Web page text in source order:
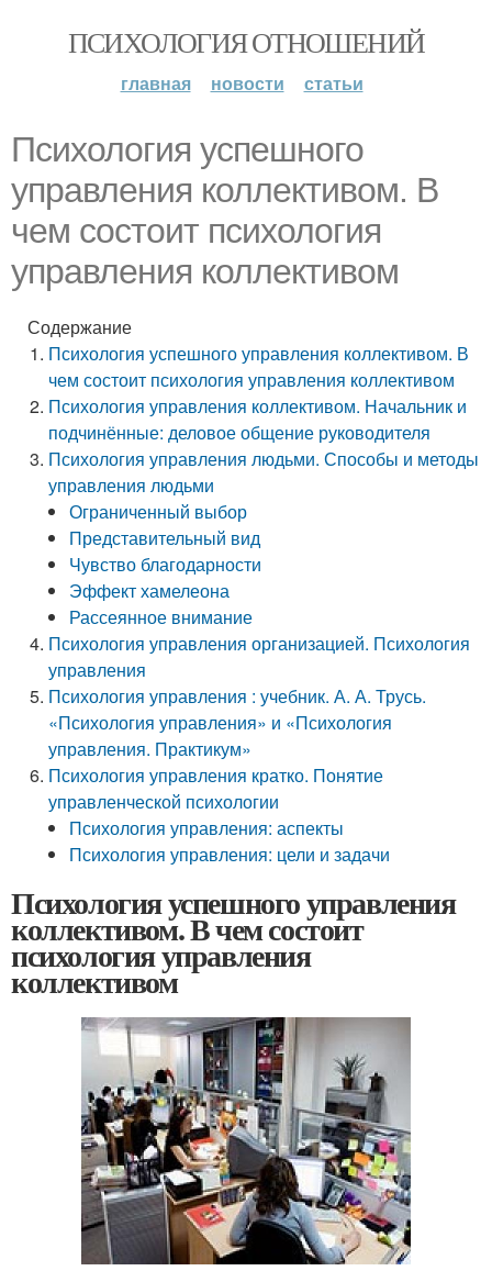
ПСИХОЛОГИЯ ОТНОШЕНИЙ
главная новости статьи
Психология успешного
управления коллективом. В
чем состоит психология
управления коллективом
Содержание
Психология успешного управления коллективом. В
чем состоит психология управления коллективом
Психология управления коллективом. Начальник и
подчинённые: деловое общение руководителя
Психология управления людьми. Способы и методы
управления людьми
Ограниченный выбор
Представительный вид
Чувство благодарности
Эффект хамелеона
Рассеянное внимание
Психология управления организацией. Психология
управления
Психология управления : учебник. А. А. Трусь.
«Психология управления» и «Психология
управления. Практикум»
Психология управления кратко. Понятие
управленческой психологии
Психология управления: аспекты
Психология управления: цели и задачи
Психология успешного управления
коллективом. В чем состоит
психология управления
коллективом